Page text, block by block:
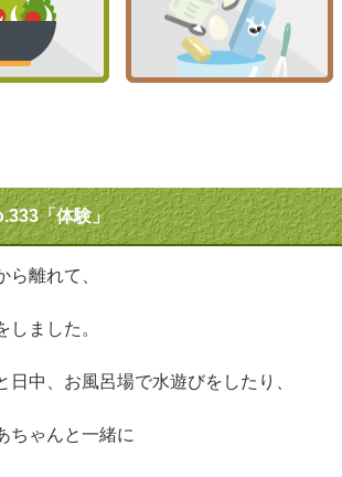
「体験」
ら離れて、
しました。
日中、お風呂場で水遊びをしたり、
ちゃんと一緒に